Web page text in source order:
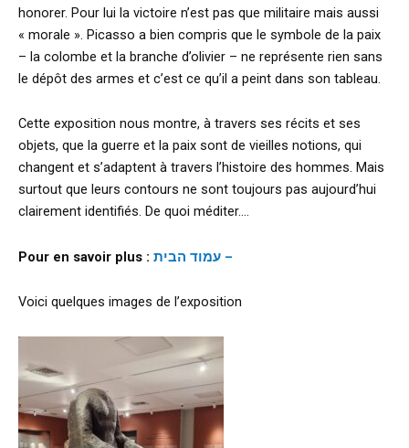
honorer. Pour lui la victoire n’est pas que militaire mais aussi
« morale ». Picasso a bien compris que le symbole de la paix
– la colombe et la branche d’olivier – ne représente rien sans
le dépôt des armes et c’est ce qu’il a peint dans son tableau.
Cette exposition nous montre, à travers ses récits et ses
objets, que la guerre et la paix sont de vieilles notions, qui
changent et s’adaptent à travers l’histoire des hommes. Mais
surtout que leurs contours ne sont toujours pas aujourd’hui
clairement identifiés. De quoi méditer….
Pour en savoir plus : עמוד הבית –
Voici quelques images de l’exposition